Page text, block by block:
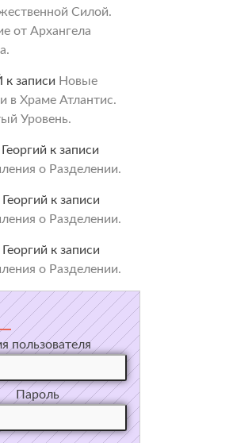
Силой.
от Архангела
к записи Новые
в Храме Атлантис.
Уровень.
к записи
о Разделении.
к записи
о Разделении.
к записи
о Разделении.
пользователя
Пароль